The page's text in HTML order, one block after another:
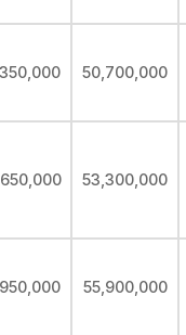
50,700,000
53,300,000
55,900,000